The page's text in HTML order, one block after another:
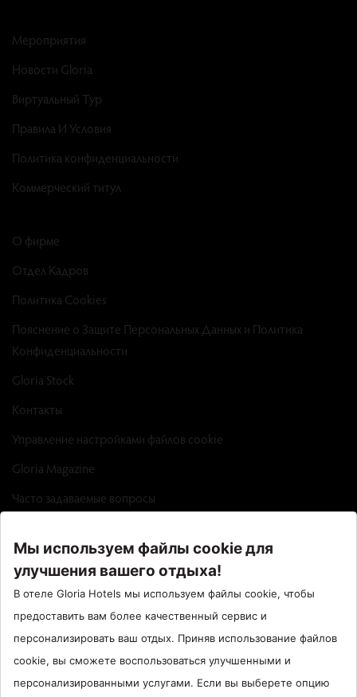
Мероприятия
Новости Gloria
Виртуальный Тур
Правила И Условия
Политика конфиденциальности
Коммерческий титул
О фирме
Отдел Кадров
Политика Cookies
Пояснение о Защите Персональных Данных и Политика
Конфиденциальности
Gloria Stock
Контакты
Управление настройками файлов cookie
Gloria Magazine
Часто задаваемые вопросы
Call Center : 90 242 710 06 00
Отель Сантрал : 90534 461 97 97